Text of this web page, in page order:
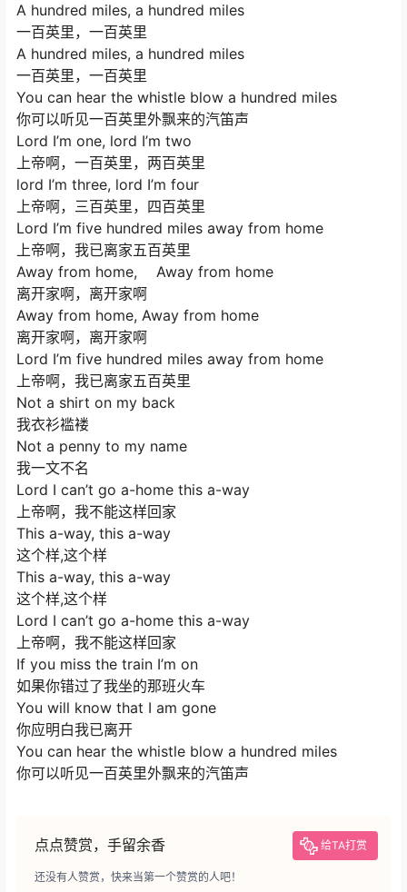
A hundred miles, a hundred miles
一百英里，一百英里
A hundred miles, a hundred miles
一百英里，一百英里
You can hear the whistle blow a hundred miles
你可以听见一百英里外飘来的汽笛声
Lord I’m one, lord I’m two
上帝啊，一百英里，两百英里
lord I’m three, lord I’m four
上帝啊，三百英里，四百英里
Lord I’m five hundred miles away from home
上帝啊，我已离家五百英里
Away from home, Away from home
离开家啊，离开家啊
Away from home, Away from home
离开家啊，离开家啊
Lord I’m five hundred miles away from home
上帝啊，我已离家五百英里
Not a shirt on my back
我衣衫褴褛
Not a penny to my name
我一文不名
Lord I can’t go a-home this a-way
上帝啊，我不能这样回家
This a-way, this a-way
这个样,这个样
This a-way, this a-way
这个样,这个样
Lord I can’t go a-home this a-way
上帝啊，我不能这样回家
If you miss the train I’m on
如果你错过了我坐的那班火车
You will know that I am gone
你应明白我已离开
You can hear the whistle blow a hundred miles
你可以听见一百英里外飘来的汽笛声
点点赞赏，手留余香 给TA打赏
还没有人赞赏，快来当第一个赞赏的人吧！